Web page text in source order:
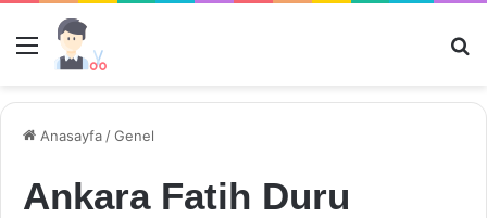
Menü
Anasayfa /Genel
Ankara Fatih Duru